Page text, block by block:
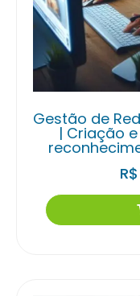
Gestão de
| Criação
R$